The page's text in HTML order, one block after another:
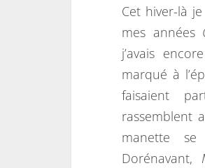
Cet hiver-là
mes années
j’avais
marqué à
faisaient
rassemblent
manette
Dorénavant,